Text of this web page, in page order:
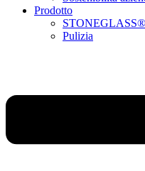
Prodotto
STONEGLASS®
Pulizia